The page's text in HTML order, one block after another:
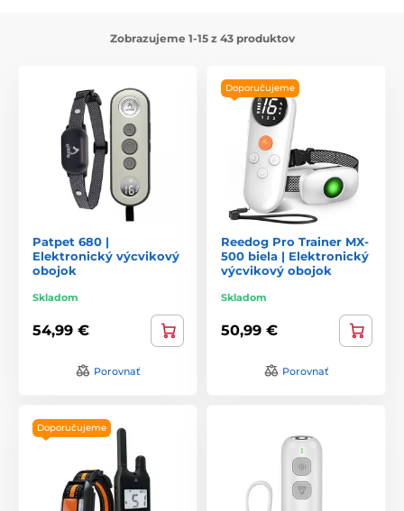
Zobrazujeme 1-15 z 43 produktov
Patpet 680 |
Elektronický výcvikový
obojok
Skladom
54,99 €
Porovnať
Doporučujeme
Reedog Pro Trainer MX-
500 biela | Elektronický
výcvikový obojok
Skladom
50,99 €
Porovnať
Doporučujeme